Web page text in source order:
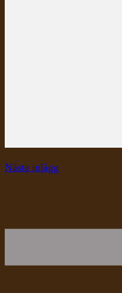
Nästa inlägg